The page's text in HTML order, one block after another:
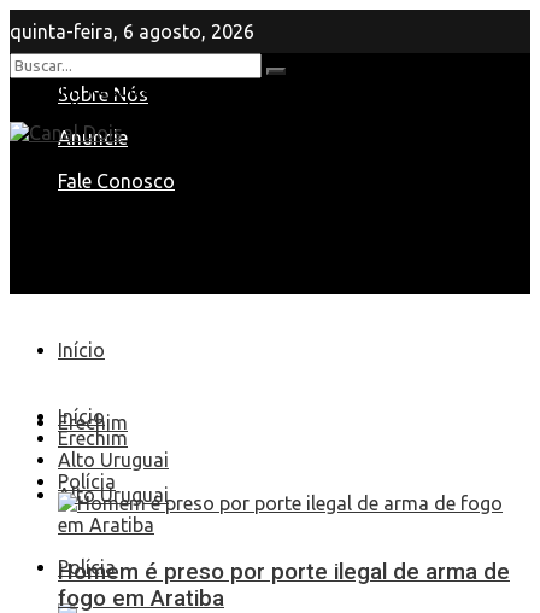
quinta-feira, 6 agosto, 2026
Sobre Nós
Anuncie
Fale Conosco
Nenhum Resultado
View All Result
Início
Erechim
Alto Uruguai
Polícia
Início
Erechim
Alto Uruguai
Polícia
Homem é preso por porte ilegal de arma de
fogo em Aratiba